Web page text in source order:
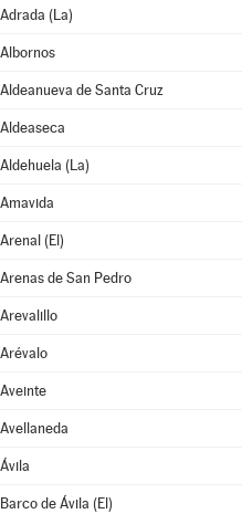
Adrada (La)
Albornos
Aldeanueva de Santa Cruz
Aldeaseca
Aldehuela (La)
Amavida
Arenal (El)
Arenas de San Pedro
Arevalillo
Arévalo
Aveinte
Avellaneda
Ávila
Barco de Ávila (El)